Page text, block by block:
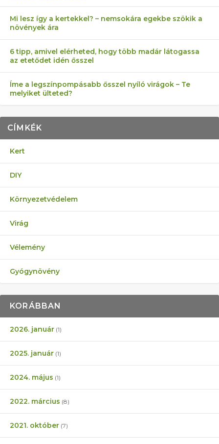
Mi lesz így a kertekkel? – nemsokára egekbe szökik a
növények ára
6 tipp, amivel elérheted, hogy több madár látogassa
az etetődet idén ősszel
Íme a legszínpompásabb ősszel nyíló virágok – Te
melyiket ülteted?
CÍMKÉK
Kert
DIY
Környezetvédelem
Virág
Vélemény
Gyógynövény
KORÁBBAN
2026. január (1)
2025. január (1)
2024. május (1)
2022. március (8)
2021. október (7)